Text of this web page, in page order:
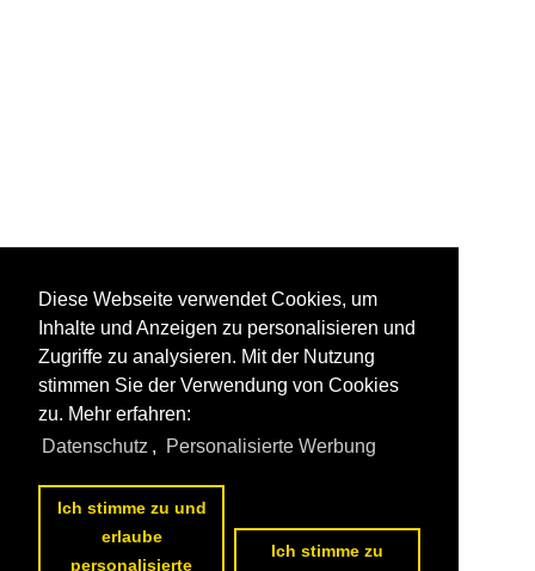
Diese Webseite verwendet Cookies, um
Inhalte und Anzeigen zu personalisieren und
Zugriffe zu analysieren. Mit der Nutzung
stimmen Sie der Verwendung von Cookies
zu. Mehr erfahren:
Datenschutz , Personalisierte Werbung
Ich stimme zu und
erlaube
personalisierte
Ich stimme zu